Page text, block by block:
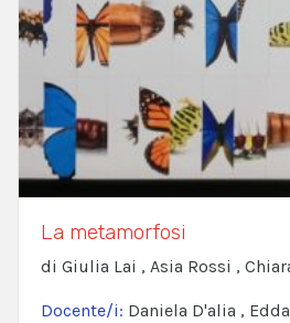
La metamorfosi
di Giulia Lai , Asia Rossi ,
Docente/i: Daniela D'alia ,